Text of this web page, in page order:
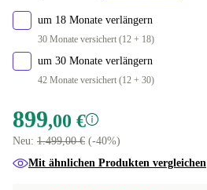
um 18 Monate verlängern
30 Monate versichert (12 + 18)
um 30 Monate verlängern
42 Monate versichert (12 + 30)
899,00 €
Neu: 1.499,00 € (-40%)
Mit ähnlichen Produkten vergleichen